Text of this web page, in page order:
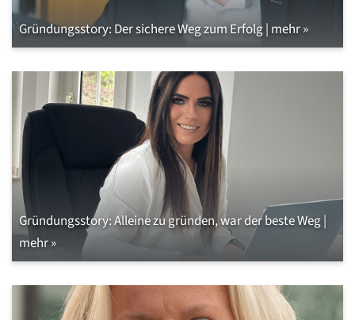
Gründungsstory: Der sichere Weg zum Erfolg | mehr »
Gründungsstory: Alleine zu gründen, war der beste Weg |
mehr »